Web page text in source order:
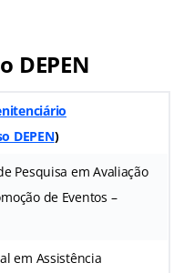
DEPEN
DEPEN)
Pesquisa em Avaliação
de Eventos –
em Assistência